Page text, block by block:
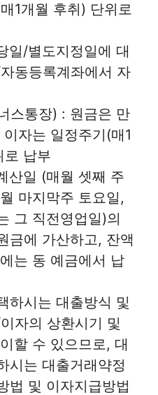
1개월 후취) 단위로
일/별도지정일에 대
동등록계좌에서 자
스통장) : 원금은 만
자는 일정주기(매1
로 납부
산일 (매월 셋째 주
마지막주 토요일,
그 직전영업일)의
금에 가산하고, 잔액
는 동 예금에서 납
하시는 대출방식 및
자의 상환시기 및
할 수 있으므로, 대
시는 대출거래약정
법 및 이자지급방법